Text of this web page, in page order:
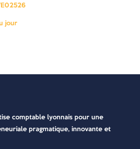
jour
comptable lyonnais pour une
pragmatique, innovante et